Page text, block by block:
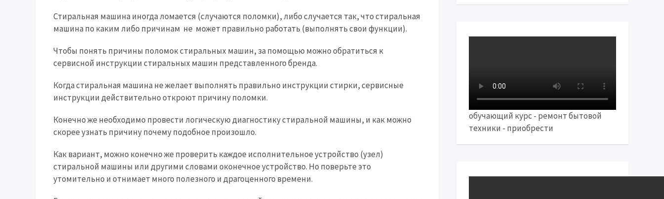
Стиральная машина иногда ломается (случаются поломки), либо случается так, что стиральная
машина по каким либо причинам не может правильно работать (выполнять свои функции).
Чтобы понять причины поломок стиральных машин, за помощью можно обратиться к
сервисной инструкции стиральных машин представленного бренда.
Когда стиральная машина не желает выполнять правильно инструкции стирки, сервисные
инструкции действительно откроют причину поломки.
Конечно же необходимо провести логическую диагностику стиральной машины, и как можно
скорее узнать причину почему подобное произошло.
Как вариант, можно конечно же проверить каждое исполнительное устройство (узел)
стиральной машины или другими словами оконечное устройство. Но поверьте это
утомительно и отнимает много полезного и драгоценного времени.
обучающий курс - ремонт бытовой
техники - приобрести